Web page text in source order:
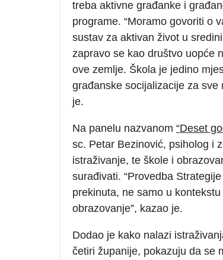
treba aktivne građanke i
programe. “Moramo govoriti o
sustav za aktivan život u
zapravo se kao društvo uopće
ove zemlje. Škola je jedino
građanske socijalizacije za sve
je.
Na panelu nazvanom “Deset
sc. Petar Bezinović, psiholog i
istraživanje, te škole i
surađivati. “Provedba
prekinuta, ne samo u
obrazovanje”, kazao je.
Dodao je kako nalazi
četiri županije, pokazuju da se